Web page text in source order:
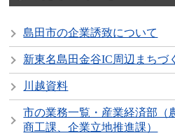
島田市の企業誘致について
新東名島田金谷IC周辺まちづ
川越資料
市の業務一覧・産業経済部（
商工課、企業立地推進課）